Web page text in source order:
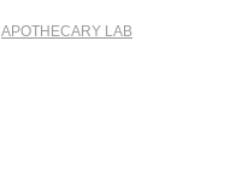
APOTHECARY LAB